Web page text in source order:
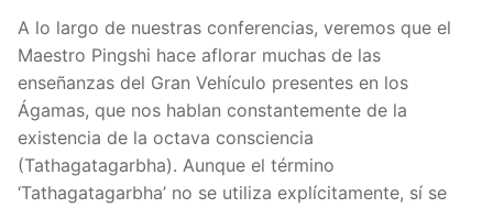
A lo largo de nuestras conferencias, veremos que el
Maestro Pingshi hace aflorar muchas de las
enseñanzas del Gran Vehículo presentes en los
Ágamas, que nos hablan constantemente de la
existencia de la octava consciencia
(Tathagatagarbha). Aunque el término
‘Tathagatagarbha’ no se utiliza explícitamente, sí se